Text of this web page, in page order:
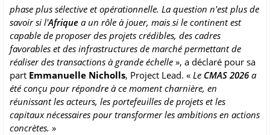
phase plus sélective et opérationnelle. La question n'est plus de
savoir si l'Afrique a un rôle à jouer, mais si le continent est
capable de proposer des projets crédibles, des cadres
favorables et des infrastructures de marché permettant de
réaliser des transactions à grande échelle », a déclaré pour sa
part Emmanuelle Nicholls, Project Lead. « Le CMAS 2026a
été conçu pour répondre à ce moment charnière, en
réunissant les acteurs, les portefeuilles de projets et les
capitaux nécessaires pour transformer les ambitions en actions
concrètes. »